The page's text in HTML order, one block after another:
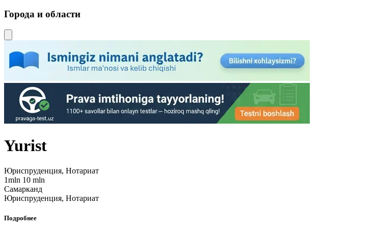
Города и области
Yurist
Юриспруденция, Нотариат
1mln 10 mln
Самарканд
Юриспруденция, Нотариат
Подробнее